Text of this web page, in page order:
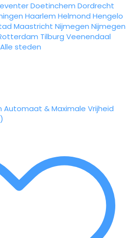
Doetinchem Dordrecht
Haarlem Helmond Hengelo
Maastricht Nijmegen Nijmegen
Tilburg Veenendaal
Alle steden
Automaat & Maximale Vrijheid